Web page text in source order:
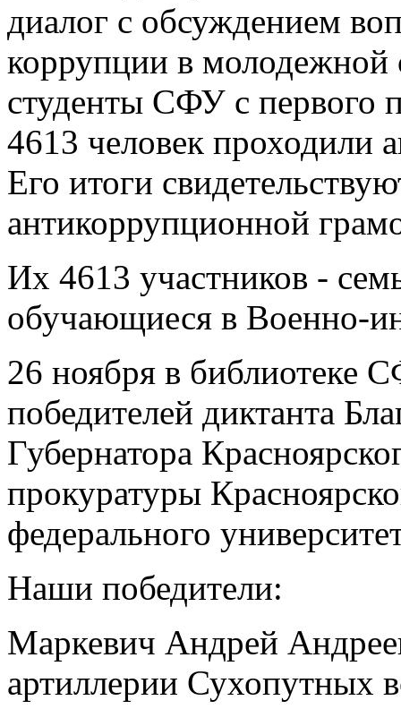
диалог с обсуждением
коррупции в молодежной
студенты СФУ с первого
4613 человек проходили
Его итоги
антикоррупционной
Их 4613 участников -
обучающиеся в Военно-
26 ноября в библиотеке
победителей диктанта
Губернатора
прокуратуры
федерального
Наши победители:
Маркевич Андрей
артиллерии Сухопутных